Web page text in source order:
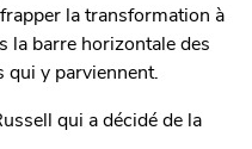
la transformation à
la barre horizontale des
qui y parviennent.
qui a décidé de la